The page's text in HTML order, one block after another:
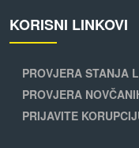
KORISNI LINKOVI
PROVJERA STANJA
PROVJERA
PRIJAVITE